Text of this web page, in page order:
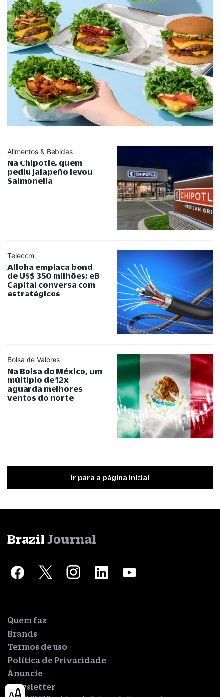
Alimentos & Bebidas
Na Chipotle, quem
pediu jalapeño levou
Salmonella
Telecom
Alloha emplaca bond
de US$ 350 milhões; eB
Capital conversa com
estratégicos
Bolsa de Valores
Na Bolsa do México, um
múltiplo de 12x
aguarda melhores
ventos do norte
Ir para a página inicial
Brazil Journal
Quem faz
Brands
Termos de uso
Política de Privacidade
Anuncie
Newsletter